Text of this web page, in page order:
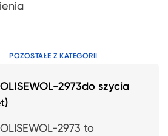
POZOSTAŁE Z KATEGORII
2973do szycia
2973 to